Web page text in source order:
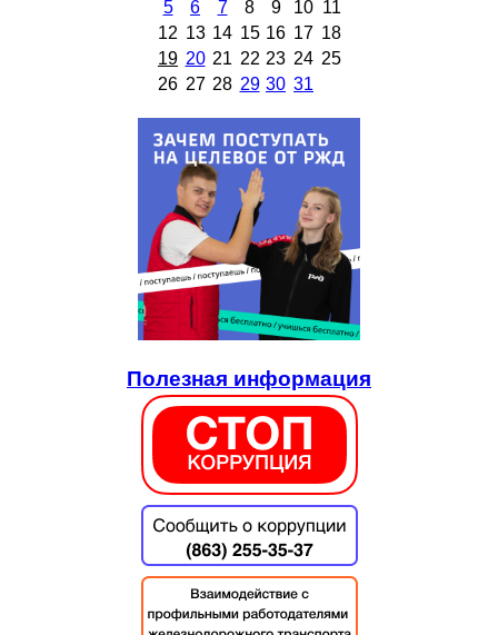
5
6 7 8 9 10 11
12 13 14 15 16 17 18
19 20 21 22 23 24 25
26 27 28 29 30 31
Полезная информация